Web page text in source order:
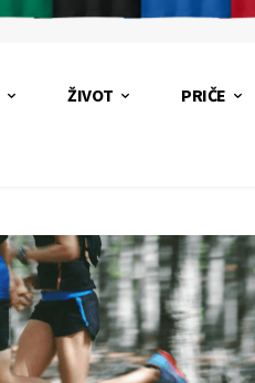
ŽIVOT PRIČE